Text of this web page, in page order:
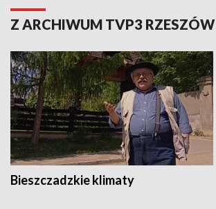
Z ARCHIWUM TVP3 RZESZÓW
Bieszczadzkie klimaty